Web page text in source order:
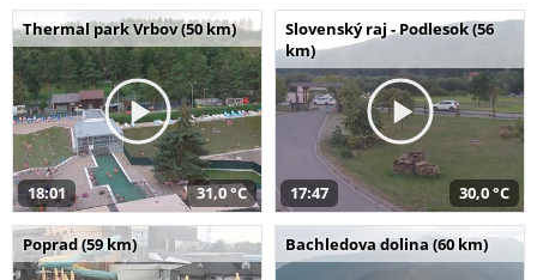
Thermal park Vrbov (50 km)
18:01 31,0 °C
Slovenský raj - Podlesok (56
km)
17:47 30,0 °C
Poprad (59 km) Bachledova dolina (60 km)